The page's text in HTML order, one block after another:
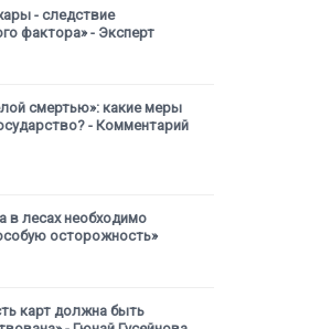
- следствие
фактора» - Эксперт
смертью»: какие меры
- Комментарий
в лесах необходимо
осторожность»
карт должна быть